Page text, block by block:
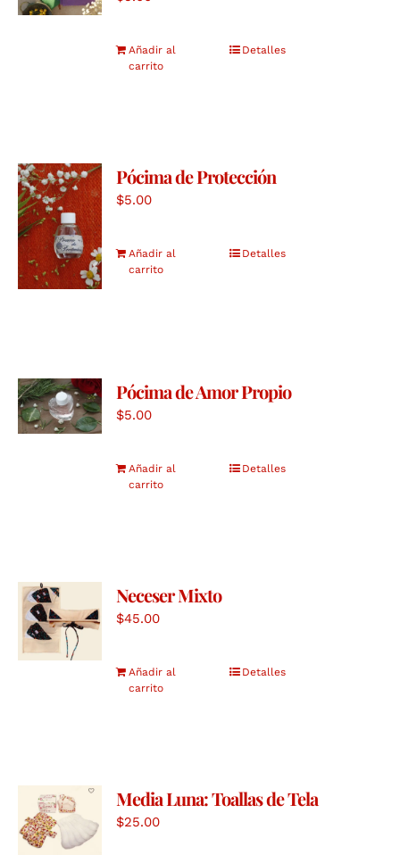
Añadir al
carrito
Detalles
Pócima de Protección
$5.00
Añadir al
carrito
Detalles
Pócima de Amor Propio
$5.00
Añadir al
carrito
Detalles
Neceser Mixto
$45.00
Añadir al
carrito
Detalles
Media Luna: Toallas de Tela
$25.00